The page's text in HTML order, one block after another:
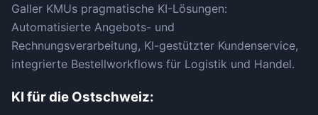
Galler KMUs pragmatische KI-Lösungen:
Automatisierte Angebots- und
Rechnungsverarbeitung, KI-gestützter Kundenservice,
integrierte Bestellworkflows für Logistik und Handel.
KI für die Ostschweiz: